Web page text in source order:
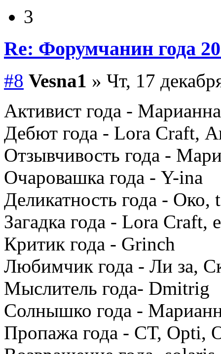
3
Re: Форумчанин
#8 Vesna1 » Чт, 17
Активист года -
Дебют года - Lora Craft,
Отзывчивость года -
Очаровашка года - Y-ina
Деликатность года - Око,
Загадка года - Lora Craft,
Критик года - Grinch
Любимчик года - Ли за,
Мыслитель года- Dmitrig
Солнышко года -
Пропажа года - СТ, Opti,